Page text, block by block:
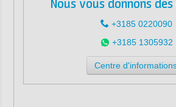
Nous vous donnons des
+3185 0220090
+3185 1305932
Centre